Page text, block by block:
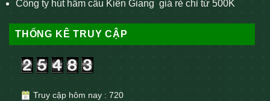
Công ty hút hầm cầu Kiên Giang giá rẻ chỉ từ 500K
THỐNG KÊ TRUY CẬP
Truy cập hôm nay : 720